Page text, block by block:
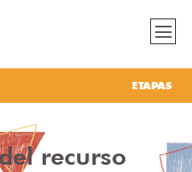
ETAPAS
recurso